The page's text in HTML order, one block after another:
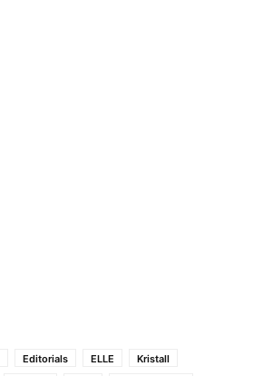
Editorials ELLE
Kristall